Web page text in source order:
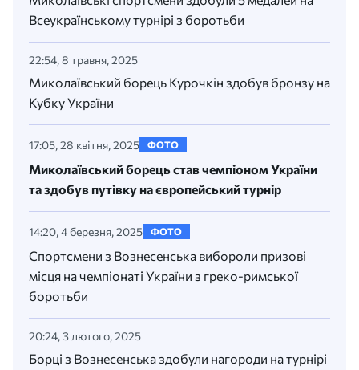
Всеукраїнському турнірі з боротьби
22:54, 8 травня, 2025
Миколаївський борець Курочкін здобув бронзу на
Кубку України
17:05, 28 квітня, 2025 ФОТО
Миколаївський борець став чемпіоном України
та здобув путівку на європейський турнір
14:20, 4 березня, 2025 ФОТО
Спортсмени з Вознесенська вибороли призові
місця на чемпіонаті України з греко-римської
боротьби
20:24, 3 лютого, 2025
Борці з Вознесенська здобули нагороди на турнірі